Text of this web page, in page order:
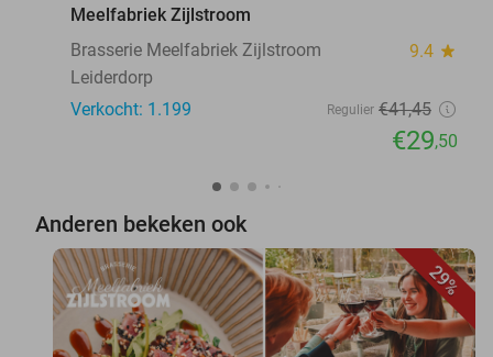
Meelfabriek Zijlstroom
Brasserie Meelfabriek Zijlstroom
9.4 star
Leiderdorp
Verkocht: 1.199
Regulier €41,45
€29,50
Anderen bekeken ook
29%